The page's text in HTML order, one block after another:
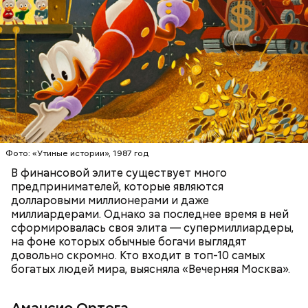
Фото: «Утиные истории», 1987 год
В финансовой элите существует много
предпринимателей, которые являются
долларовыми миллионерами и даже
миллиардерами. Однако за последнее время в ней
сформировалась своя элита — супермиллиардеры,
на фоне которых обычные богачи выглядят
довольно скромно. Кто входит в топ-10 самых
богатых людей мира, выясняла «Вечерняя Москва».
Фото: Shutterstock
стильную одежду по доступным ценам.
БОГАТСТВО
БИЗНЕС
ПРЕДПРИНИМАТЕЛИ
МИЛЛИАРДЕРЫ
ДЕНЬГИ
Люсиль Рандон (118 лет)
Фото: public domain